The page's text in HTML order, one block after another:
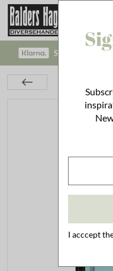
SAFE
I acccept